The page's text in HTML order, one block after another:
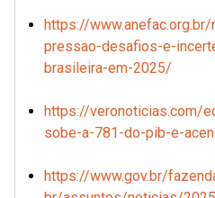
https://
pressao-desafios-e-
brasileira-em-2025/
https://veronoticias.com/
sobe-a-781-do-pib-e-
https://www.gov.br/